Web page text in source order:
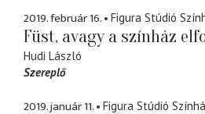
2019. február 16. Figura Stúdió
Füst, avagy a színház
Hudi László
Szereplő
2019. január 11.
Figura Stúdió